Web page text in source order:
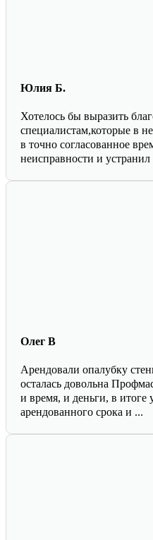
Юлия Б.
Хотелось бы выразить
специалистам,которые в
в точно согласованное
неисправности и
Олег В
Арендовали опалубку
осталась довольна
и время, и деньги, в
арендованного срока и ...